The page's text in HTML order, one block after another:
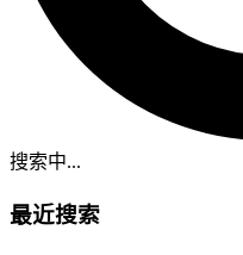
搜索中...
最近搜索